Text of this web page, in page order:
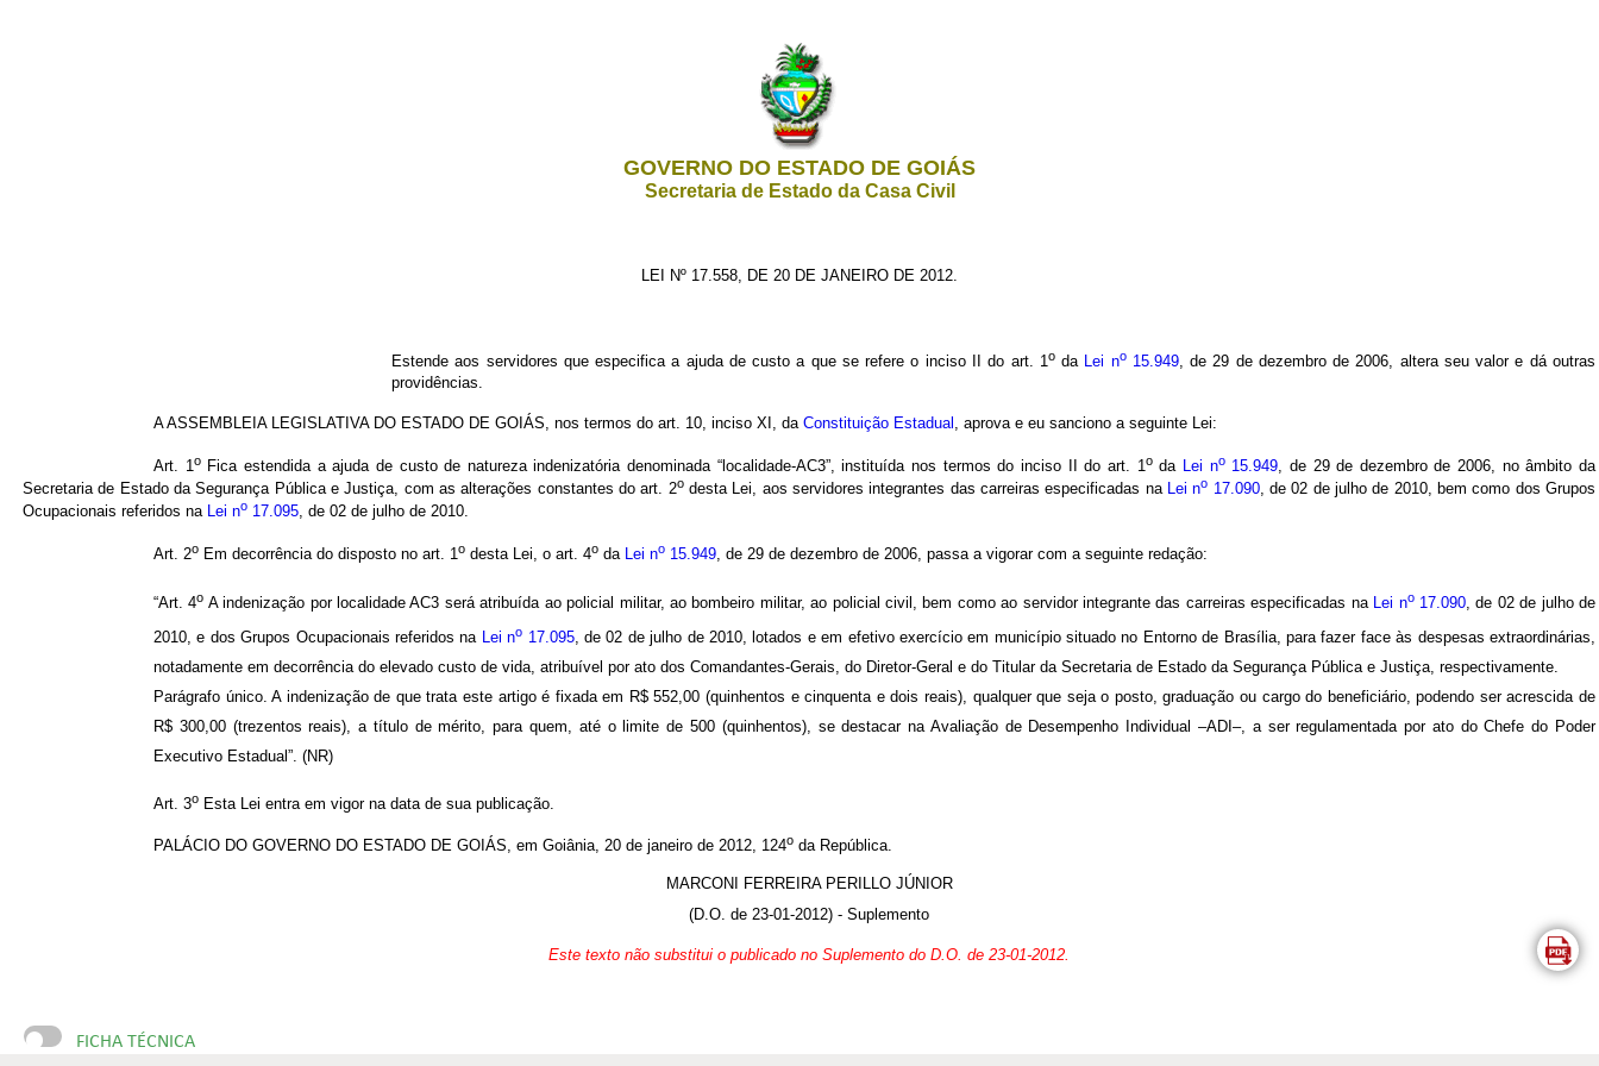
GOVERNO DO ESTADO DE GOIÁS
Secretaria de Estado da Casa Civil
LEI Nº 17.558, DE 20 DE JANEIRO DE 2012.
Estende aos servidores que especifica a ajuda de custo a que se refere o inciso II do art. 1oda Lei no15.949, de 29 de dezembro de 2006, altera seu valor e dá outras
providências.
A ASSEMBLEIA LEGISLATIVA DO ESTADO DE GOIÁS, nos termos do art. 10, inciso XI, da Constituição Estadual , aprova e eu sanciono a seguinte Lei:
Art. 1oFica estendida a ajuda de custo de natureza indenizatória denominada “localidade-AC3”, instituída nos termos do inciso II do art. 1oda Lei no15.949 , de 29 de dezembro de 2006, no âmbito da
Secretaria de Estado da Segurança Pública e Justiça, com as alterações constantes do art. 2odesta Lei, aos servidores integrantes das carreiras especificadas na Lei no 17.090, de 02 de julho de 2010, bem como dos Grupos
Ocupacionais referidos na Lei no 17.095, de 02 de julho de 2010.
Art. 2o Em decorrência do disposto no art. 1o desta Lei, o art. 4o da Lei no 15.949 , de 29 de dezembro de 2006, passa a vigorar com a seguinte redação:
“Art. 4o A indenização por localidade AC3 será atribuída ao policial militar, ao bombeiro militar, ao policial civil, bem como ao servidor integrante das carreiras especificadas na Lei no17.090, de 02 de julho de
2010, e dos Grupos Ocupacionais referidos na Lei no 17.095, de 02 de julho de 2010, lotados e em efetivo exercício em município situado no Entorno de Brasília, para fazer face às despesas extraordinárias,
notadamente em decorrência do elevado custo de vida, atribuível por ato dos Comandantes-Gerais, do Diretor-Geral e do Titular da Secretaria de Estado da Segurança Pública e Justiça, respectivamente.
Parágrafo único. A indenização de que trata este artigo é fixada em R$ 552,00 (quinhentos e cinquenta e dois reais), qualquer que seja o posto, graduação ou cargo do beneficiário, podendo ser acrescida de
R$ 300,00 (trezentos reais), a título de mérito, para quem, até o limite de 500 (quinhentos), se destacar na Avaliação de Desempenho Individual –ADI–, a ser regulamentada por ato do Chefe do Poder
Executivo Estadual”. (NR)
Art. 3o Esta Lei entra em vigor na data de sua publicação.
PALÁCIO DO GOVERNO DO ESTADO DE GOIÁS, em Goiânia, 20 de janeiro de 2012, 124o da República.
MARCONI FERREIRA PERILLO JÚNIOR
(D.O. de 23-01-2012) - Suplemento
Este texto não substitui o publicado no Suplemento do D.O. de 23-01-2012.
FICHA TÉCNICA